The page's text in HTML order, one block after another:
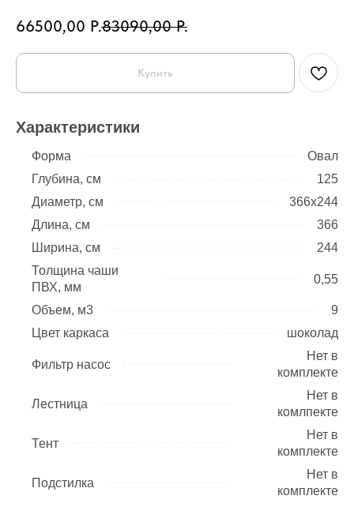
66500,00 Р.83090,00 Р.
Купить
Характеристики
Форма
Овал
Глубина, см
125
Диаметр, см
366х244
Длина, см
366
Ширина, см
244
Толщина чаши
ПВХ, мм
0,55
Объем, м3
9
Цвет каркаса
шоколад
Фильтр насос
Нет в
комплекте
Лестница
Нет в
комлпекте
Тент
Нет в
комплекте
Подстилка
Нет в
комплекте